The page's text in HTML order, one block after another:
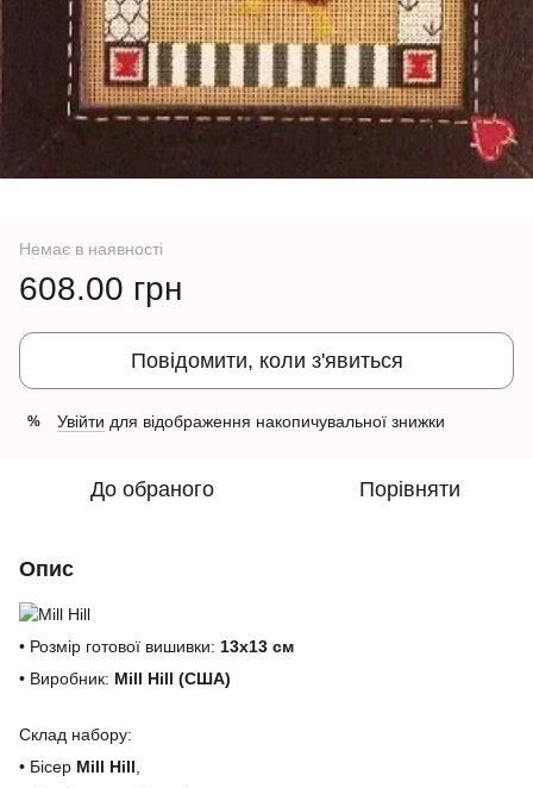
Немає в наявності
608.00 грн
Повідомити, коли з'явиться
% Увійти для відображення накопичувальної знижки
До обраного Порівняти
Опис
• Розмір готової вишивки: 13х13 см
• Виробник: Mill Hill (США)
Склад набору:
• Бісер Mill Hill,